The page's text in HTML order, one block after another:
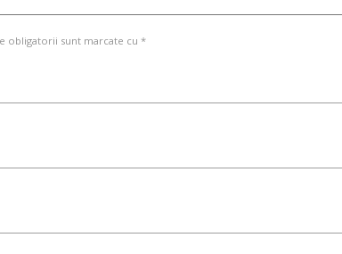
obligatorii sunt marcate cu *